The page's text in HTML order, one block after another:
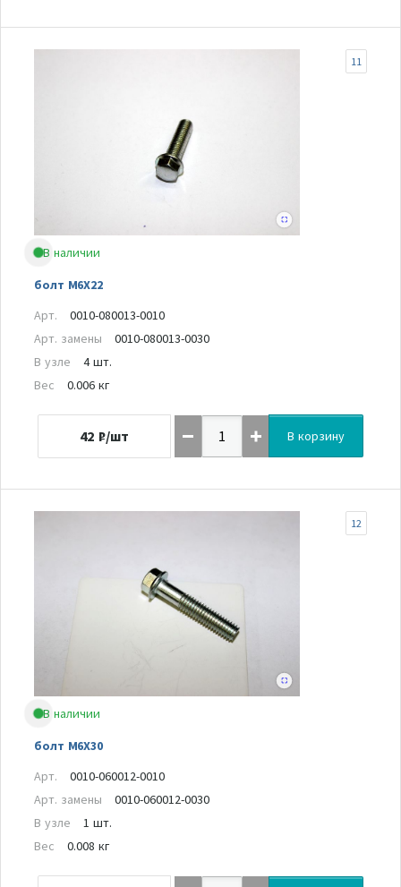
В наличии
болт M6X22
11
Арт.
0010-080013-0010
Арт. замены
0010-080013-0030
В узле
4 шт.
Вес
0.006 кг
42 ₽/шт В корзину
В наличии
болт M6X30
12
Арт.
0010-060012-0010
Арт. замены
0010-060012-0030
В узле
1 шт.
Вес
0.008 кг